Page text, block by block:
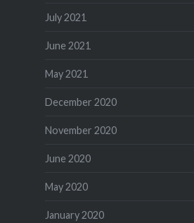
July 2021
June 2021
May 2021
December 2020
November 2020
June 2020
May 2020
January 2020